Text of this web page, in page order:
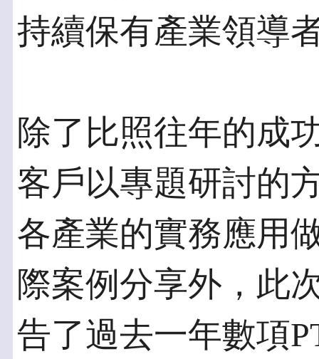
持續保有產業領導
除了比照往年的成
客戶以專題研討的
各產業的實務應用
際案例分享外，此
告了過去一年數項